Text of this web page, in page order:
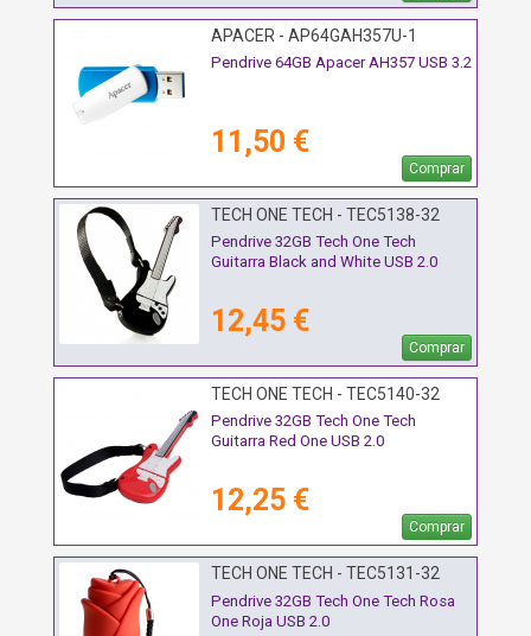
APACER - AP64GAH357U-1
Pendrive 64GB Apacer AH357 USB 3.2
11,50 €
Comprar
TECH ONE TECH - TEC5138-32
Pendrive 32GB Tech One Tech
Guitarra Black and White USB 2.0
12,45 €
Comprar
TECH ONE TECH - TEC5140-32
Pendrive 32GB Tech One Tech
Guitarra Red One USB 2.0
12,25 €
Comprar
TECH ONE TECH - TEC5131-32
Pendrive 32GB Tech One Tech Rosa
One Roja USB 2.0